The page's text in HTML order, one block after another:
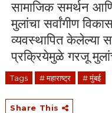
सामाजिक समर्थन
मुलांचा सर्वांगीण
व्यवस्थापित
प्रक्रियेमुळे गरजू
Tags # महाराष्ट्र # मुंबई
Share This